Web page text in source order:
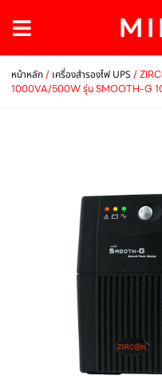
หน้าหลัก/ เครื่องสำรองไฟ UPS /
1000VA/500W รุ่น SMOOTH-G